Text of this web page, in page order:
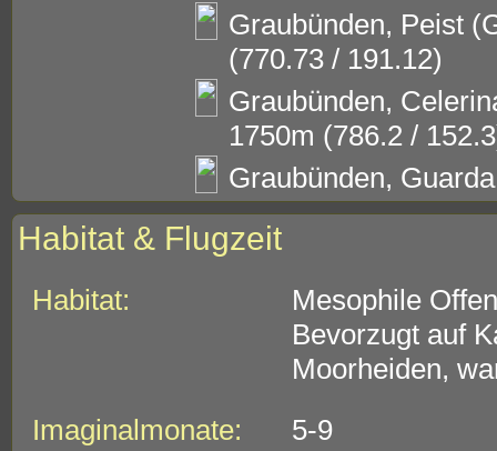
Graubünden, Peist
(770.73 / 191.12)
Graubünden,
1750m (786.2 /
Graubünden,
Habitat & Flugzeit
Habitat:
Mesophile
Bevorzugt auf
Moorheiden,
Imaginalmonate:
5-9